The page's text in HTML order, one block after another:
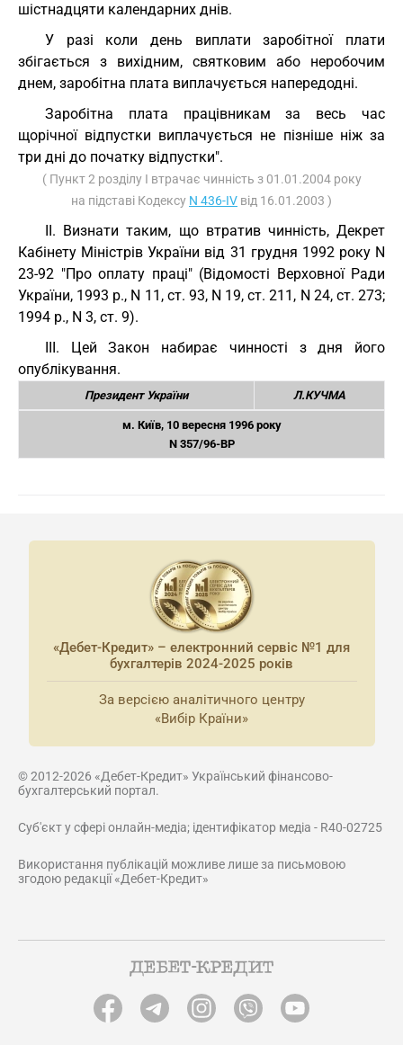
шістнадцяти календарних днів.
У разі коли день виплати заробітної плати
збігається з вихідним, святковим або неробочим
днем, заробітна плата виплачується напередодні.
Заробітна плата працівникам за весь час
щорічної відпустки виплачується не пізніше ніж за
три дні до початку відпустки".
( Пункт 2 розділу I втрачає чинність з 01.01.2004 року
на підставі Кодексу N 436-IV від 16.01.2003 )
II. Визнати таким, що втратив чинність, Декрет
Кабінету Міністрів України від 31 грудня 1992 року N
23-92 "Про оплату праці" (Відомості Верховної Ради
України, 1993 р., N 11, ст. 93, N 19, ст. 211, N 24, ст. 273;
1994 р., N 3, ст. 9).
III. Цей Закон набирає чинності з дня його
опублікування.
Президент України Л.КУЧМА
м. Київ, 10 вересня 1996 року
N 357/96-ВР
«Дебет-Кредит» – електронний сервіс №1 для
бухгалтерів 2024-2025 років
За версією аналітичного центру
«Вибір Країни»
© 2012-2026 «Дебет-Кредит» Український фінансово-
бухгалтерський портал.
Суб'єкт у сфері онлайн-медіа; ідентифікатор медіа - R40-02725
Використання публікацій можливе лише за письмовою
згодою редакції «Дебет-Кредит»